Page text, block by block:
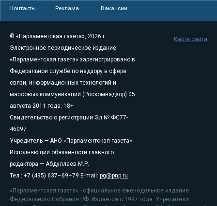
Контакты Реклама Вакансии
© «Парламентская газета», 2026 г.
Электронное периодическое издание
«Парламентская газета» зарегистрировано в
Федеральной службе по надзору в сфере
связи, информационных технологий и
массовых коммуникаций (Роскомнадзор) 05
августа 2011 года. 18+
Свидетельство о регистрации Эл № ФС77-
46097
Учредитель — АНО «Парламентская газета»
Исполняющий обязанности главного
редактора — Абдуллаев М.Р.
Тел.: +7 (495) 637–69–79 E-mail: pg@pnp.ru
«Парламентская газета» - официальное еженедельное издание
Федерального Собрания РФ. Издается с 1997 года. Учредители
Карта сайта